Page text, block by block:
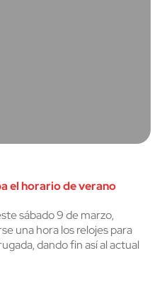
el horario de verano
sábado 9 de marzo,
una hora los relojes para
dando fin así al actual